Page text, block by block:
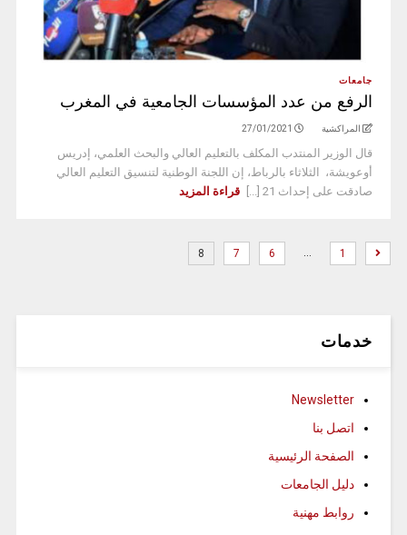
جامعات
الرفع من عدد المؤسسات الجامعية في المغرب
المراكشية 27/01/2021
قال الوزير المنتدب المكلف بالتعليم العالي والبحث العلمي، إدريس
أوعويشة، الثلاثاء بالرباط، إن اللجنة الوطنية لتنسيق التعليم العالي
صادقت على إحداث 21 [...]
قراءة المزيد
1
…
6
7
8
خدمات
Newsletter
اتصل بنا
الصفحة الرئيسية
دليل الجامعات
روابط مهنية